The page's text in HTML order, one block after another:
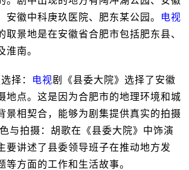
安徽中科庚玖医院、肥东某公园。
电视
取景地是在安徽省合肥市包括肥东县、
淮南。
择： 电视剧《县委大院》选择了安徽
地点。这是因为合肥市的地理环境和城
景相契合，能够为剧集提供真实的拍摄
与拍摄：胡歌在《县委大院》中饰演
要讲述了县委领导班子在推动地方发
等方面的工作和生活故事。